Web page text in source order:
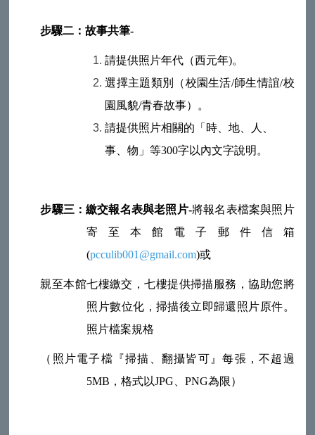
步驟二：故事共筆-
請提供照片年代（西元年)。
選擇主題類別（校園生活/師生情誼/校
園風貌/青春故事）。
請提供照片相關的「時、地、人、
事、物」等300字以內文字說明。
步驟三：繳交報名表與老照片-將報名表檔案與照片
寄至本館電子郵件信箱
(pcculib001@gmail.com)或
親至本館七樓繳交，七樓提供掃描服務，協助您將
照片數位化，掃描後立即歸還照片原件。
照片檔案規格
（照片電子檔『掃描、翻攝皆可』每張，不超過
5MB，格式以JPG、PNG為限）